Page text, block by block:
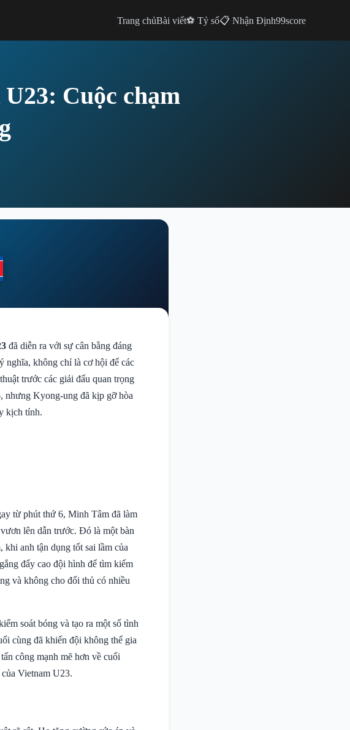
Trang chủBài viết⚽ Tỷ số📋 Nhận Định99score
Cuộc chạm
đã diễn ra với sự cân bằng đáng
nghĩa, không chỉ là cơ hội để các
trước các giải đấu quan trọng
nhưng Kyong-ung đã kịp gỡ hòa
kịch tính.
từ phút thứ 6, Minh Tâm đã làm
lên dẫn trước. Đó là một bàn
anh tận dụng tốt sai lầm của
đẩy cao đội hình để tìm kiếm
và không cho đối thủ có nhiều
soát bóng và tạo ra một số tình
cùng đã khiến đội không thể gia
công mạnh mẽ hơn về cuối
Vietnam U23.